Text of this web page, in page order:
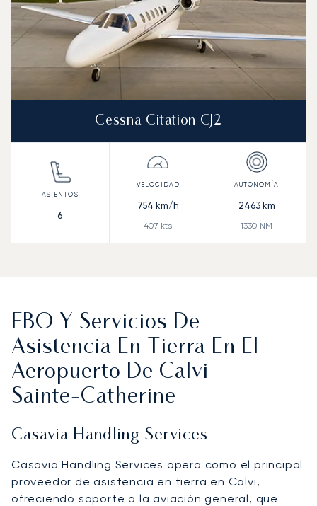
Cessna Citation CJ2
6
754 km/h
407 kts
2463km
1330 NM
FBO Y Servicios De
Asistencia En Tierra En El
Aeropuerto De Calvi
Sainte‑Catherine
Casavia Handling Services
Casavia Handling Services opera como el principal
proveedor de asistencia en tierra en Calvi,
ofreciendo soporte a la aviación general, que